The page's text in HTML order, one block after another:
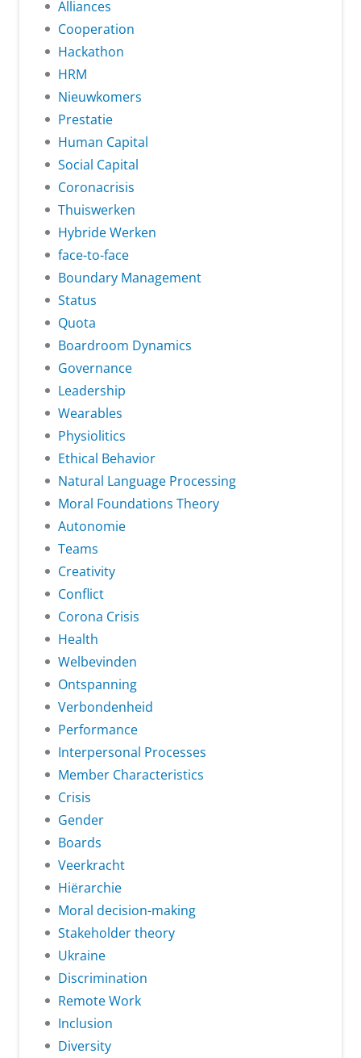
Alliances
Cooperation
Hackathon
HRM
Nieuwkomers
Prestatie
Human Capital
Social Capital
Coronacrisis
Thuiswerken
Hybride Werken
face-to-face
Boundary Management
Status
Quota
Boardroom Dynamics
Governance
Leadership
Wearables
Physiolitics
Ethical Behavior
Natural Language Processing
Moral Foundations Theory
Autonomie
Teams
Creativity
Conflict
Corona Crisis
Health
Welbevinden
Ontspanning
Verbondenheid
Performance
Interpersonal Processes
Member Characteristics
Crisis
Gender
Boards
Veerkracht
Hiërarchie
Moral decision-making
Stakeholder theory
Ukraine
Discrimination
Remote Work
Inclusion
Diversity